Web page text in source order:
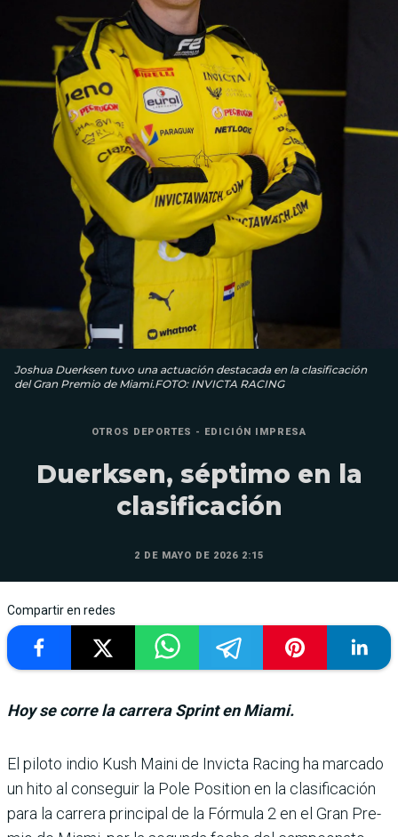
Joshua Duerksen tuvo una actuación destacada en la clasificación
del Gran Premio de Miami.FOTO: INVICTA RACING
OTROS DEPORTES - EDICIÓN IMPRESA
Duerksen, séptimo en la
clasificación
2 DE MAYO DE 2026 2:15
Compartir en redes
Hoy se corre la carrera Sprint en Miami.
El piloto indio Kush Maini de Invicta Racing ha marcado
un hito al conseguir la Pole Position en la clasificación
para la carrera principal de la Fórmula 2 en el Gran Pre­